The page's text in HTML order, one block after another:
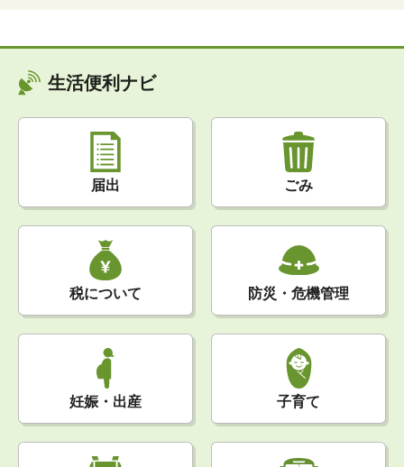
生活便利ナビ
届出 ごみ
税について 防災・危機管理
妊娠・出産 子育て